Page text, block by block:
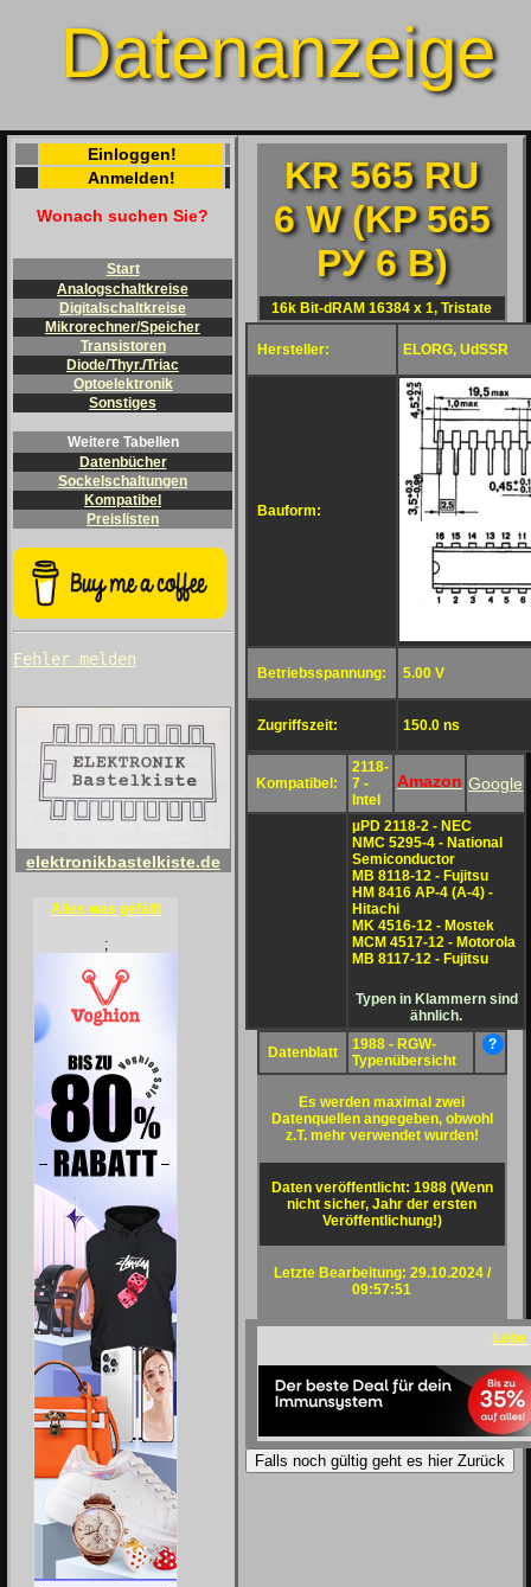
Datenanzeige
Einloggen!
Anmelden!
Wonach suchen Sie?
Start
Analogschaltkreise
Digitalschaltkreise
Mikrorechner/Speicher
Transistoren
Diode/Thyr./Triac
Optoelektronik
Sonstiges
Weitere Tabellen
Datenbücher
Sockelschaltungen
Kompatibel
Preislisten
Fehler melden
elektronikbastelkiste.de
Alles was gefällt
;
KR 565 RU
6 W (KP 565
PУ 6 B)
16k Bit-dRAM 16384 x 1, Tristate
Hersteller: ELORG, UdSSR
Bauform:
Betriebsspannung: 5.00 V
Zugriffszeit: 150.0 ns
Kompatibel:
2118-
7 -
Intel
Amazon Google
µPD 2118-2 - NEC
NMC 5295-4 - National
Semiconductor
MB 8118-12 - Fujitsu
HM 8416 AP-4 (A-4) -
Hitachi
MK 4516-12 - Mostek
MCM 4517-12 - Motorola
MB 8117-12 - Fujitsu
Typen in Klammern sind
ähnlich.
Datenblatt
1988 - RGW-
Typenübersicht
?
Es werden maximal zwei
Datenquellen angegeben, obwohl
z.T. mehr verwendet wurden!
Daten veröffentlicht: 1988 (Wenn
nicht sicher, Jahr der ersten
Veröffentlichung!)
Letzte Bearbeitung: 29.10.2024 /
09:57:51
Lebe
Falls noch gültig geht es hier Zurück